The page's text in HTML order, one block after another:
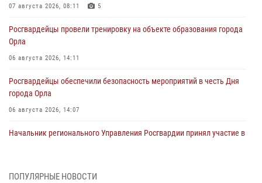
07 августа 2026, 08:11 5
Росгвардейцы провели тренировку на объекте образования города
Орла
06 августа 2026, 14:11
Росгвардейцы обеспечили безопасность мероприятий в честь Дня
города Орла
06 августа 2026, 14:07
Начальник регионального Управления Росгвардии принял участие в
ПОПУЛЯРНЫЕ НОВОСТИ